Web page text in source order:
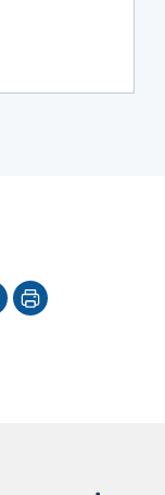
Imprimer